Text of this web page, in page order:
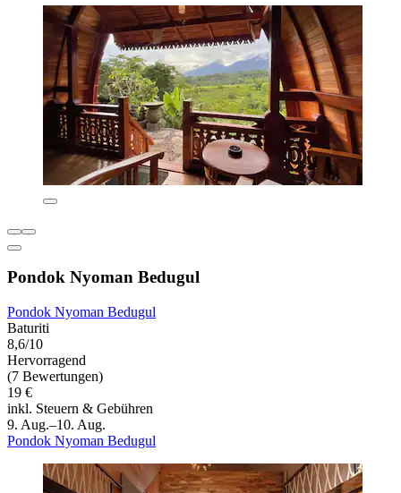
Pondok Nyoman Bedugul
Pondok Nyoman Bedugul
Baturiti
8,6/10
Hervorragend
(7 Bewertungen)
19 €
inkl. Steuern & Gebühren
9. Aug.–10. Aug.
Pondok Nyoman Bedugul